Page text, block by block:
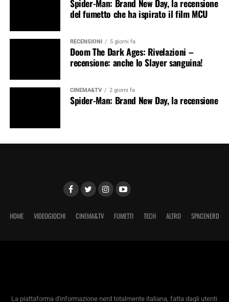
Spider-Man: Brand New Day, la recensione
del fumetto che ha ispirato il film MCU
RECENSIONI 5 giorni fa
Doom The Dark Ages: Rivelazioni –
recensione: anche lo Slayer sanguina!
CINEMA&TV 2 giorni fa
Spider-Man: Brand New Day, la recensione
HOME VIDEOGIOCHI CINEMA&TV FUMETTI TECH ALTRO SPACENERD
La piattaforma d'informazione nerd totalmente italiana, fatta dagli utenti